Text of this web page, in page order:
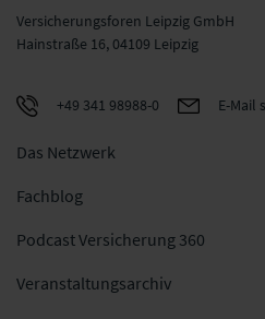
Versicherungsforen Leipzig GmbH
Hainstraße 16, 04109 Leipzig
+49 341 98988-0 E-Mail
Das Netzwerk
Fachblog
Podcast Versicherung 360
Veranstaltungsarchiv